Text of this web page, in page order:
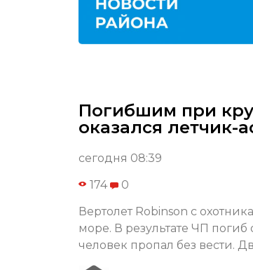
Погибшим при
оказался летчик-
сегодня 08:39
174 0
Вертолет Robinson с
море. В результате ЧП
человек пропал без вести.